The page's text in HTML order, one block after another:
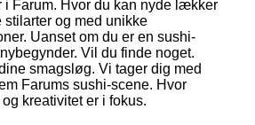
i Farum. Hvor du kan nyde lækker
og med unikke
Uanset om du er en sushi-
Vil du finde noget.
smagsløg. Vi tager dig med
Farums sushi-scene. Hvor
kreativitet er i fokus.